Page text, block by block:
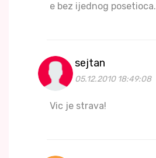
e bez ijednog posetioca.
sejtan
05.12.2010 18:49:08
Vic je strava!